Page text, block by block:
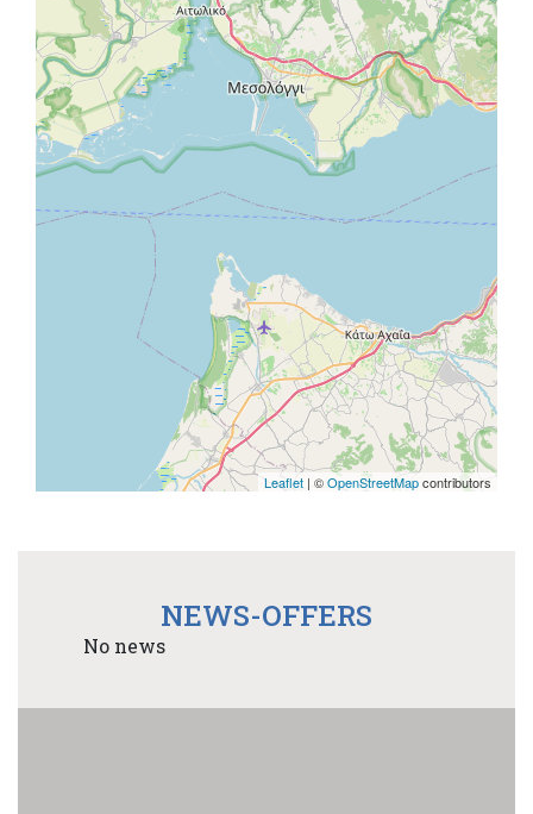
Leaflet | ©OpenStreetMapcontributors
NEWS-OFFERS
No news